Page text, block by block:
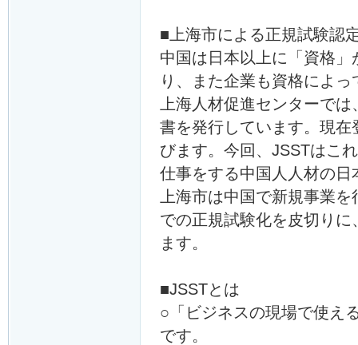
■上海市による正規試験認
中国は日本以上に「資格
り、また企業も資格によ
上海人材促進センターで
書を発行しています。現
びます。今回、JSSTはこ
仕事をする中国人人材の
上海市は中国で新規事業
での正規試験化を皮切り
ます。
■JSSTとは
○「ビジネスの現場で使え
です。